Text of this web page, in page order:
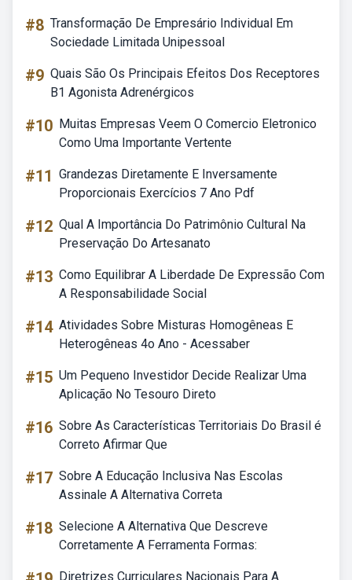
#8 Transformação De Empresário Individual Em
Sociedade Limitada Unipessoal
#9 Quais São Os Principais Efeitos Dos Receptores
B1 Agonista Adrenérgicos
#10 Muitas Empresas Veem O Comercio Eletronico
Como Uma Importante Vertente
#11 Grandezas Diretamente E Inversamente
Proporcionais Exercícios 7 Ano Pdf
#12 Qual A Importância Do Patrimônio Cultural Na
Preservação Do Artesanato
#13 Como Equilibrar A Liberdade De Expressão Com
A Responsabilidade Social
#14 Atividades Sobre Misturas Homogêneas E
Heterogêneas 4o Ano - Acessaber
#15 Um Pequeno Investidor Decide Realizar Uma
Aplicação No Tesouro Direto
#16 Sobre As Características Territoriais Do Brasil é
Correto Afirmar Que
#17 Sobre A Educação Inclusiva Nas Escolas
Assinale A Alternativa Correta
#18 Selecione A Alternativa Que Descreve
Corretamente A Ferramenta Formas:
Diretrizes Curriculares Nacionais Para A